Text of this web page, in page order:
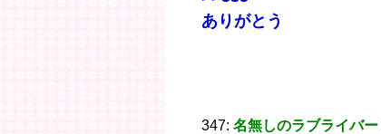
ありがとう
347: 名無しのラブライバー